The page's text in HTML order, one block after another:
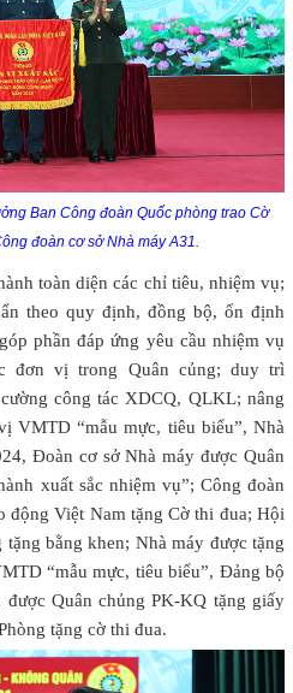
Ban Công đoàn Quốc phòng trao Cờ
đoàn cơ sở Nhà máy A31.
toàn diện các chỉ tiêu, nhiệm vụ;
theo quy định, đồng bộ, ổn định
phần đáp ứng yêu cầu nhiệm vụ
đơn vị trong Quân củng; duy trì
công tác XDCQ, QLKL; nâng
VMTD “mẫu mực, tiêu biểu”, Nhà
Đoàn cơ sở Nhà máy được Quân
xuất sắc nhiệm vụ”; Công đoàn
động Việt Nam tặng Cờ thi đua; Hội
bằng khen; Nhà máy được tặng
“mẫu mực, tiêu biểu”, Đảng bộ
được Quân chủng PK-KQ tặng giấy
tặng cờ thi đua.